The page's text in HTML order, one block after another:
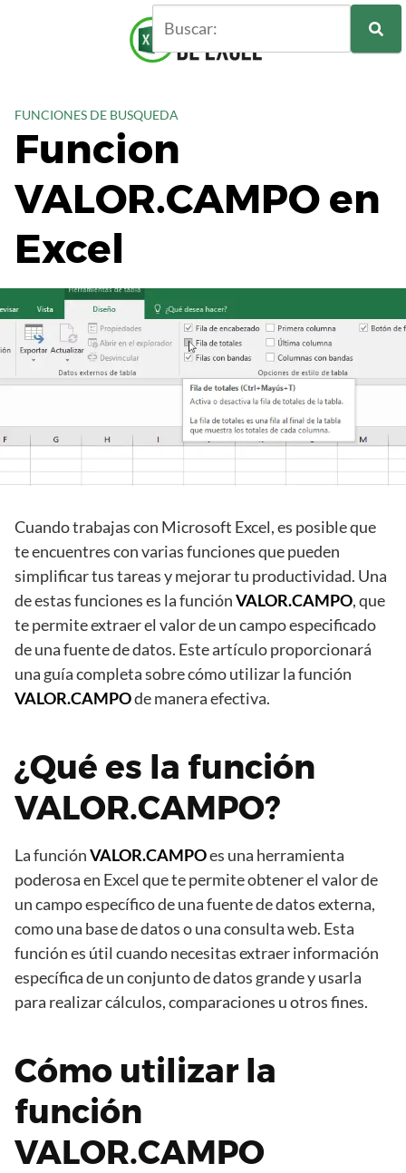
n
i
o
FUNCIONES DE BUSQUEDA
Funcion
VALOR.CAMPO en
Excel
Cuando trabajas con Microsoft Excel, es posible que
te encuentres con varias funciones que pueden
simplificar tus tareas y mejorar tu productividad. Una
de estas funciones es la funciónVALOR.CAMPO, que
te permite extraer el valor de un campo especificado
de una fuente de datos. Este artículo proporcionará
una guía completa sobre cómo utilizar la función
VALOR.CAMPOde manera efectiva.
¿Qué es la función
VALOR.CAMPO?
La funciónVALOR.CAMPOes una herramienta
poderosa en Excel que te permite obtener el valor de
un campo específico de una fuente de datos externa,
como una base de datos o una consulta web. Esta
función es útil cuando necesitas extraer información
específica de un conjunto de datos grande y usarla
para realizar cálculos, comparaciones u otros fines.
Cómo utilizar la
función
VALOR.CAMPO